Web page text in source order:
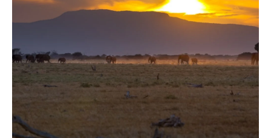
Längs vägen passerar du ett imponerande antal